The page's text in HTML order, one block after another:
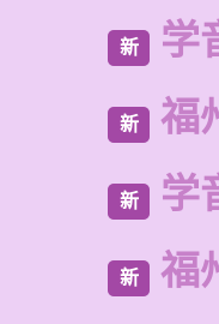
新 学
新 福
新 学
新 福